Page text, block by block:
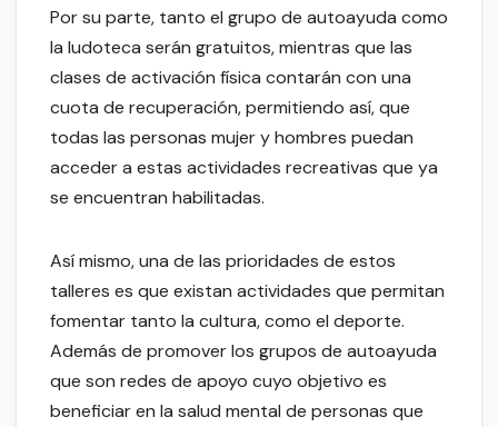
Por su parte, tanto el grupo de autoayuda como
la ludoteca serán gratuitos, mientras que las
clases de activación física contarán con una
cuota de recuperación, permitiendo así, que
todas las personas mujer y hombres puedan
acceder a estas actividades recreativas que ya
se encuentran habilitadas.
Así mismo, una de las prioridades de estos
talleres es que existan actividades que permitan
fomentar tanto la cultura, como el deporte.
Además de promover los grupos de autoayuda
que son redes de apoyo cuyo objetivo es
beneficiar en la salud mental de personas que